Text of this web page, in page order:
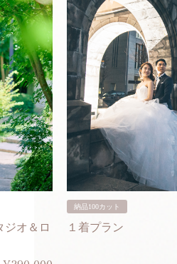
ジオ＆ロ
納品100カット
１着プラン